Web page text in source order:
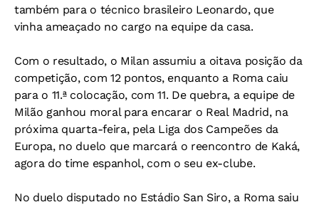
também para o técnico brasileiro Leonardo, que
vinha ameaçado no cargo na equipe da casa.
Com o resultado, o Milan assumiu a oitava posição da
competição, com 12 pontos, enquanto a Roma caiu
para o 11.ª colocação, com 11. De quebra, a equipe de
Milão ganhou moral para encarar o Real Madrid, na
próxima quarta-feira, pela Liga dos Campeões da
Europa, no duelo que marcará o reencontro de Kaká,
agora do time espanhol, com o seu ex-clube.
No duelo disputado no Estádio San Siro, a Roma saiu